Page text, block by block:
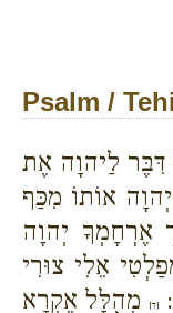
Psalm /
לַיהוָה אֶת
אוֹתוֹ מִכַּף
אֶרְחָמְךָ יְהוָה
אֵלִי צוּרִי
{ד}
מְהֻלָּל אֶקְרָא